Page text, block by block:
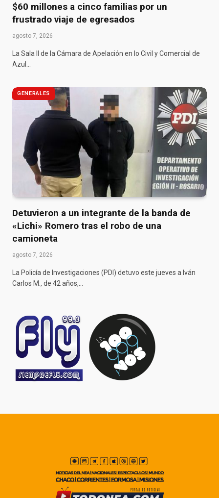
$60 millones a cinco familias por un
frustrado viaje de egresados
agosto 7, 2026
La Sala II de la Cámara de Apelación en lo Civil y Comercial de
Azul…
GENERALES
Detuvieron a un integrante de la banda de
«Lichi» Romero tras el robo de una
camioneta
agosto 7, 2026
La Policía de Investigaciones (PDI) detuvo este jueves a Iván
Carlos M., de 42 años,…